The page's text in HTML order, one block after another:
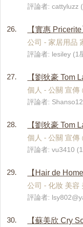
評論者:
26.
【實惠
公司 - 家居用品
評論者: lesiley
27.
【劉狄豪 Tom
個人 - 公關 宣傳
評論者:
28.
【劉狄豪 Tom
個人 - 公關 宣傳
評論者: vu3410
29.
【Hair de
公司 - 化妝 美
評論者:
30.
【蘇美欣 Cry